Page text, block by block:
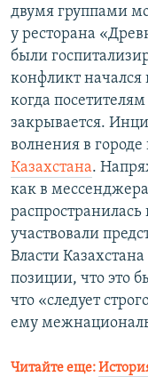
двумя группами
у ресторана
были
конфликт начался
когда
закрывается.
волнения в городе
Казахстана.
как в
участвовали
Власти
позиции, что это
что «следует
ему
Читайте еще: